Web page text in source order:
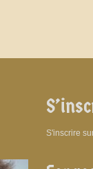
S'inscrire